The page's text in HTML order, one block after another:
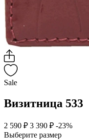
Sale
Визитница 533
2 590 ₽ 3 390 ₽ -23%
Выберите размер